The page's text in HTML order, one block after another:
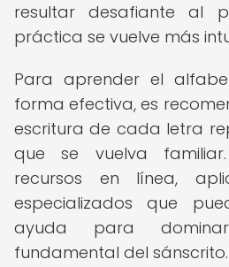
resultar desafiante al
práctica se vuelve más
Para aprender el
forma efectiva, es
escritura de cada letra
que se vuelva familiar.
recursos en línea,
especializados que
ayuda para
fundamental del sánscrito.